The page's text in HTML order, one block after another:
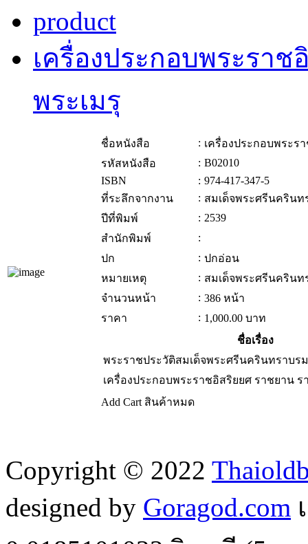
product
เครื่องประกอบพระรา
พระเมรุ
ชื่อหนังสือ : เครื่องประกอบพระร
รหัสหนังสือ
: B02010
ISBN
: 974-417-347-5
ที่ระลึกจากงาน
: สมเด็จพระศรีนคริน
ปีที่พิมพ์
: 2539
สำนักพิมพ์
:
ปก
: ปกอ่อน
หมายเหตุ
: สมเด็จพระศรีนคริน
จำนวนหน้า
: 386 หน้า
ราคา
: 1,000.00 บาท
ชื่อเรื่อง
พระราชประวัติสมเด็จพระศรีนครินทราบร
เครื่องประกอบพระราชอิสริยยศ ราชยาน
Add Cart สินค้าหมด
Copyright © 2022
designed by Goragod.com